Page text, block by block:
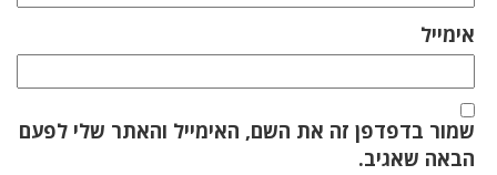
אימייל
שמור בדפדפן זה את השם, האימייל והאתר שלי לפעם
הבאה שאגיב.